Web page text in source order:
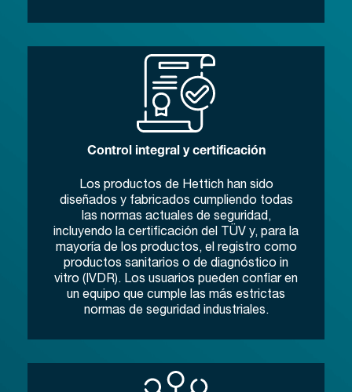
Control integral y certificación
Los productos de Hettich han sido
diseñados y fabricados cumpliendo todas
las normas actuales de seguridad,
incluyendo la certificación del TÜV y, para la
mayoría de los productos, el registro como
productos sanitarios o de diagnóstico in
vitro (IVDR). Los usuarios pueden confiar en
un equipo que cumple las más estrictas
normas de seguridad industriales.